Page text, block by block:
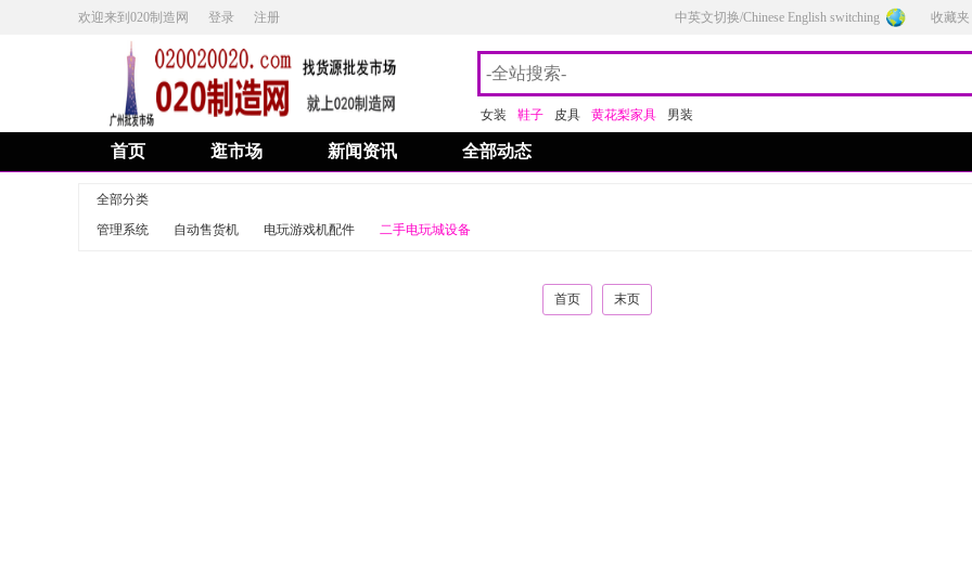
欢迎来到020制造网 登录 注册 中英文切换/Chinese English switching 收藏夹
女装 鞋子 皮具 黄花梨家具 男装
首页 逛市场 新闻资讯 全部动态
全部分类
管理系统
自动售货机 电玩游戏机配件 二手电玩城设备
首页 末页